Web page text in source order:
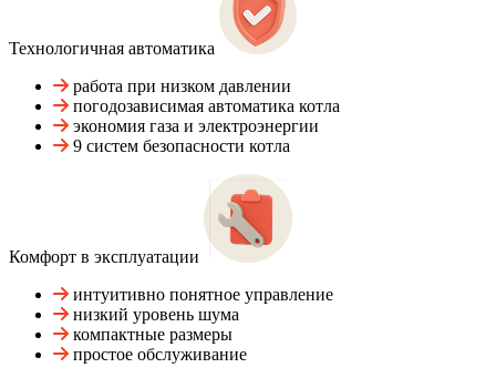
Технологичная автоматика
работа при низком давлении
погодозависимая автоматика котла
экономия газа и электроэнергии
9 систем безопасности котла
Комфорт в эксплуатации
интуитивно понятное управление
низкий уровень шума
компактные размеры
простое обслуживание